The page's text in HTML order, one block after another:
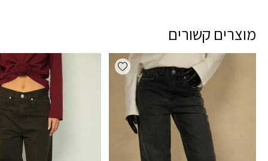
מוצרים קשורים
Add wishlist